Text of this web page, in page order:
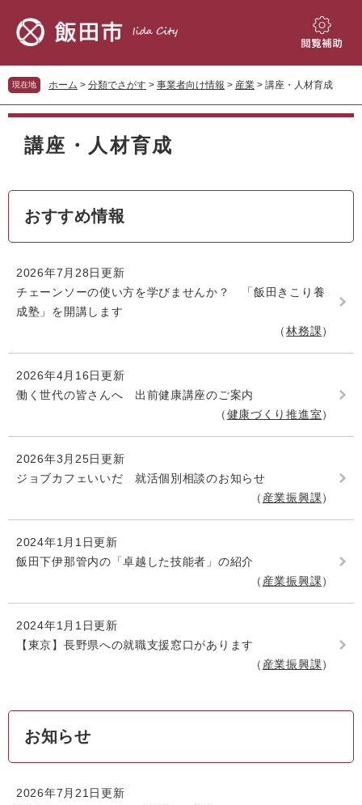
先
頭
を
飛
へ
閲
補
現在地 ホーム > 分類でさがす > 事業者向け情報 > 産業 > 講座・人材育成
本
講座・人材育成
おすすめ情報
2026年7月28日更新
チェーンソーの使い方を学びませんか？ 「飯田きこり養
成塾」を開講します
林務課
2026年4月16日更新
働く世代の皆さんへ 出前健康講座のご案内
健康づくり推進室
2026年3月25日更新
ジョブカフェいいだ 就活個別相談のお知らせ
産業振興課
2024年1月1日更新
飯田下伊那管内の「卓越した技能者」の紹介
産業振興課
2024年1月1日更新
【東京】長野県への就職支援窓口があります
産業振興課
お知らせ
2026年7月21日更新